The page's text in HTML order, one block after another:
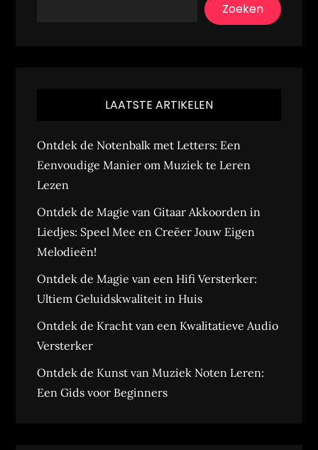
Zoeken
LAATSTE ARTIKELEN
Ontdek de Notenbalk met Letters: Een
Eenvoudige Manier om Muziek te Leren
Lezen
Ontdek de Magie van Gitaar Akkoorden in
Liedjes: Speel Mee en Creëer Jouw Eigen
Melodieën!
Ontdek de Magie van een Hifi Versterker:
Ultiem Geluidskwaliteit in Huis
Ontdek de Kracht van een Kwalitatieve Audio
Versterker
Ontdek de Kunst van Muziek Noten Leren:
Een Gids voor Beginners